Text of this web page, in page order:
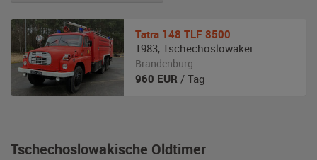
Tschechoslowakische Oldtimer
Tatra 148 TLF 8500
1983, Tschechoslowakei
Brandenburg
960 EUR / Tag